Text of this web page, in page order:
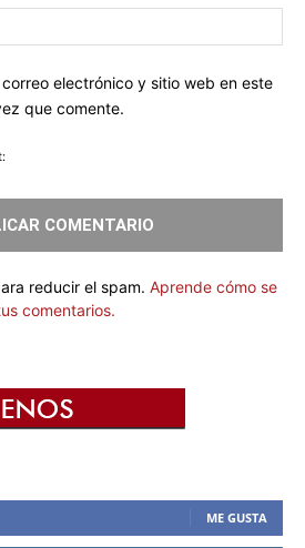
electrónico y sitio web en este
que comente.
reducir el spam. Aprende cómo se
comentarios.
ME GUSTA